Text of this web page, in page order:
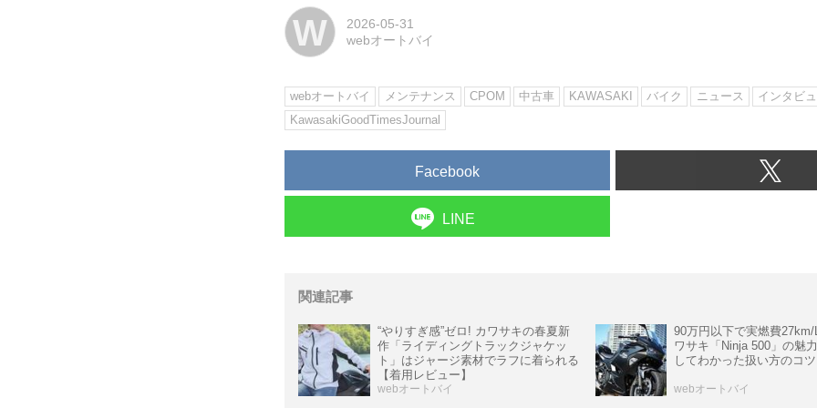
W
2026-05-31
webオートバイ
webオートバイ メンテナンス CPOM 中古車 KAWASAKI バイク ニュース
インタビ
KawasakiGoodTimesJournal
Facebook
LINE
関連記事
“やりすぎ感”ゼロ! カワサキの春夏新
作「ライディングトラックジャケッ
ト」はジャージ素材でラフに着られる
【着用レビュー】
webオートバイ
90万円以下で実燃費27km/
ワサキ「Ninja 500」の魅
してわかった扱い方のコ
webオートバイ